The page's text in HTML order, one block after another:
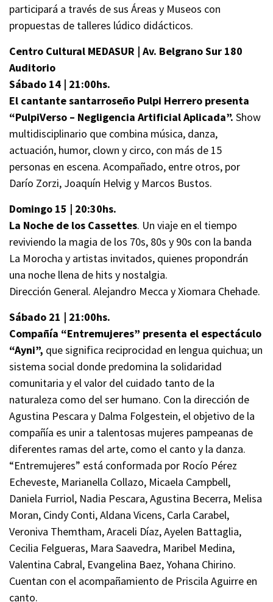
participará a través de sus Áreas y Museos con
propuestas de talleres lúdico didácticos.
Centro Cultural MEDASUR | Av. Belgrano Sur 180
Auditorio
Sábado 14 | 21:00hs.
El cantante santarroseño Pulpi Herrero presenta
“PulpiVerso – Negligencia Artificial Aplicada”. Show
multidisciplinario que combina música, danza,
actuación, humor, clown y circo, con más de 15
personas en escena. Acompañado, entre otros, por
Darío Zorzi, Joaquín Helvig y Marcos Bustos.
Domingo 15 | 20:30hs.
La Noche de los Cassettes. Un viaje en el tiempo
reviviendo la magia de los 70s, 80s y 90s con la banda
La Morocha y artistas invitados, quienes propondrán
una noche llena de hits y nostalgia.
Dirección General. Alejandro Mecca y Xiomara Chehade.
Sábado 21 | 21:00hs.
Compañía “Entremujeres” presenta el espectáculo
“Ayni”, que significa reciprocidad en lengua quichua; un
sistema social donde predomina la solidaridad
comunitaria y el valor del cuidado tanto de la
naturaleza como del ser humano. Con la dirección de
Agustina Pescara y Dalma Folgestein, el objetivo de la
compañía es unir a talentosas mujeres pampeanas de
diferentes ramas del arte, como el canto y la danza.
“Entremujeres” está conformada por Rocío Pérez
Echeveste, Marianella Collazo, Micaela Campbell,
Daniela Furriol, Nadia Pescara, Agustina Becerra, Melisa
Moran, Cindy Conti, Aldana Vicens, Carla Carabel,
Veroniva Themtham, Araceli Díaz, Ayelen Battaglia,
Cecilia Felgueras, Mara Saavedra, Maribel Medina,
Valentina Cabral, Evangelina Baez, Yohana Chirino.
Cuentan con el acompañamiento de Priscila Aguirre en
canto.